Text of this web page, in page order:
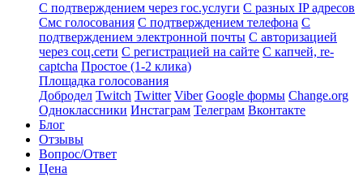
С подтверждением через гос.услуги С разных IP адресов
Смс голосования С подтверждением телефона С
подтверждением электронной почты С авторизацией
через соц.сети С регистрацией на сайте С капчей, re-
captcha Простое (1-2 клика)
Площадка голосования
Добродел Twitch Twitter Viber Google формы Change.org
Одноклассники Инстаграм Телеграм Вконтакте
Блог
Отзывы
Вопрос/Ответ
Цена